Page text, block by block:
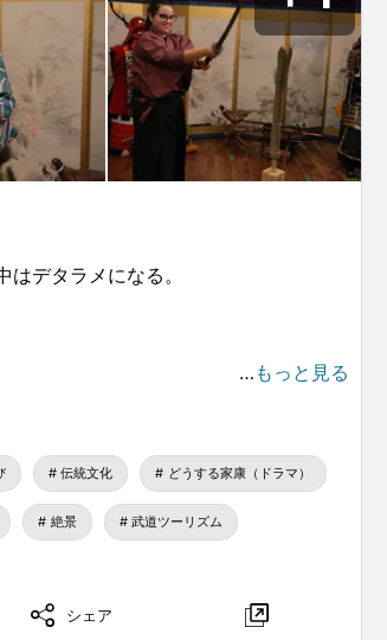
デタラメになる。
の高貴さと強さを手に入れることが
… もっと見る
伝統文化 どうする家康（ドラマ）
絶景 武道ツーリズム
シェア